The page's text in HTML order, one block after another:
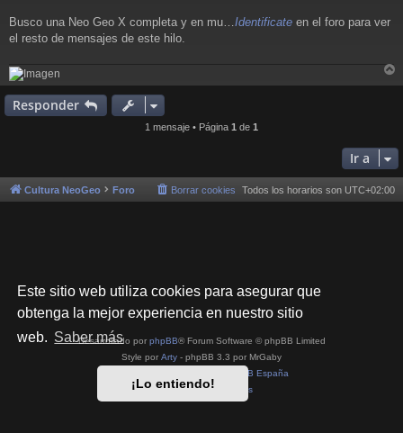
Este sitio web utiliza cookies para asegurar que
obtenga la mejor experiencia en nuestro sitio
web. Saber más
¡Lo entiendo!
a
Busco una Neo Geo X completa y en mu… Identificate en el foro para ver
el resto de mensajes de este hilo.
r
Responder
1 mensaje • Página 1 de 1
Ir a
Cultura NeoGeo Foro Todos los horarios son UTC+02:00
Borrar cookies
Desarrollado por phpBB® Forum Software © phpBB Limited
Style por Arty - phpBB 3.3 por MrGaby
phpBB España
Privacidad|Condiciones